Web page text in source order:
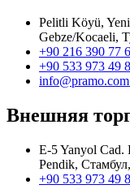
Pelitli Köyü,
Gebze/Kocaeli,
+90 216 390 77
+90 533 973 49
Внешняя
E-5 Yanyol Cad.
Pendik,
+90 533 973 49